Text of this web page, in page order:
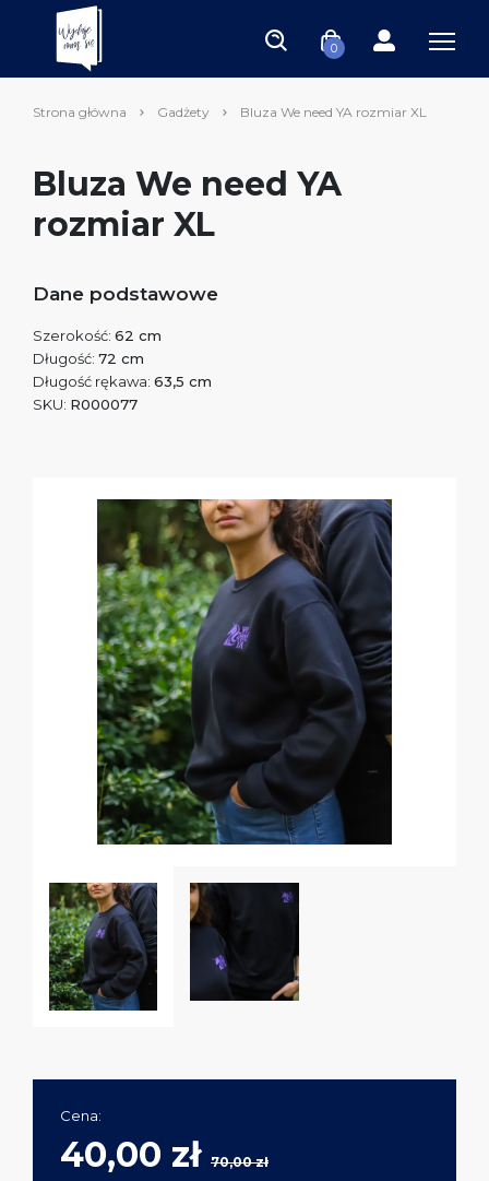
0
Strona główna Gadżety Bluza We need YA rozmiar XL
Bluza We need YA
rozmiar XL
Dane podstawowe
Szerokość: 62 cm
Długość: 72 cm
Długość rękawa: 63,5 cm
SKU: R000077
Cena:
40,00 zł 70,00 zł